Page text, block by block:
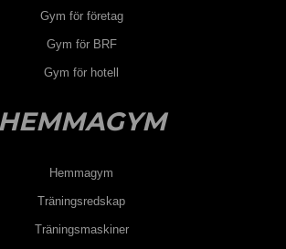
Gym för företag
Gym för BRF
Gym för hotell
HEMMAGYM
Hemmagym
Träningsredskap
Träningsmaskiner